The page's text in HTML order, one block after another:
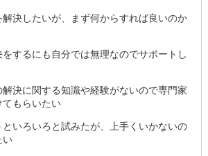
決したいが、まず何からすれば良いのか
するにも自分では無理なのでサポートし
決に関する知識や経験がないので専門家
てもらいたい
といろいろと試みたが、上手くいかないの
い